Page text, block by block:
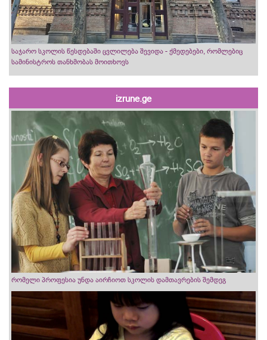
საჯარო სკოლის წესდებაში ცვლილება შევიდა - ქმედებები, რომლებიც
სამინისტროს თანხმობას მოითხოვს
izrune.ge
რომელი პროფესია უნდა აირჩიოთ სკოლის დამთავრების შემდეგ